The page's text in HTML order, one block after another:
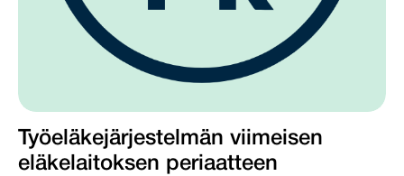
Työeläkejärjestelmän viimeisen
eläkelaitoksen periaatteen